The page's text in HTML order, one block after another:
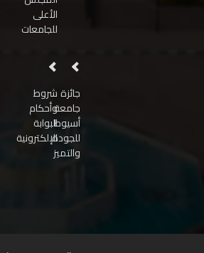
الأعلى
للجامعات
جائزة
جامعة
أسيوط
للجودة
والتميز
شروط
وأحكام
البوابة
الإلكترونية